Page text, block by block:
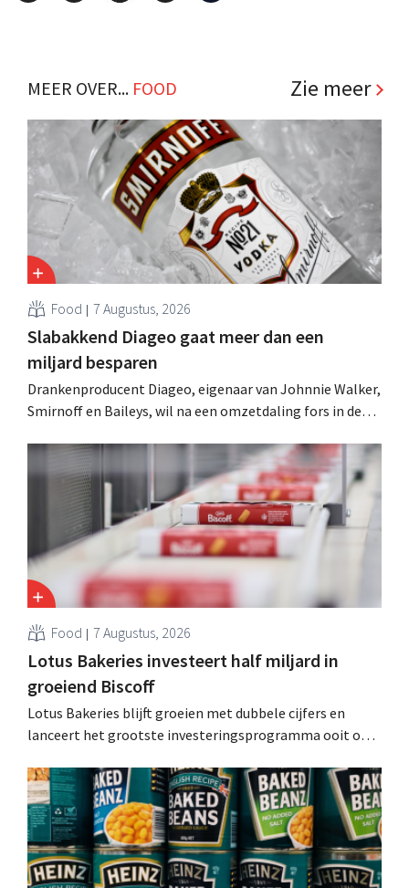
MEER OVER... FOOD Zie meer
Food 7 Augustus, 2026
Slabakkend Diageo gaat meer dan een
miljard besparen
Drankenproducent Diageo, eigenaar van Johnnie Walker,
Smirnoff en Baileys, wil na een omzetdaling fors in de
andere Guiness en voorgemixte cocktails.
Food 7 Augustus, 2026
Lotus Bakeries investeert half miljard in
groeiend Biscoff
Lotus Bakeries blijft groeien met dubbele cijfers en
lanceert het grootste investeringsprogramma ooit om
moeten dit momentum grijpen”.